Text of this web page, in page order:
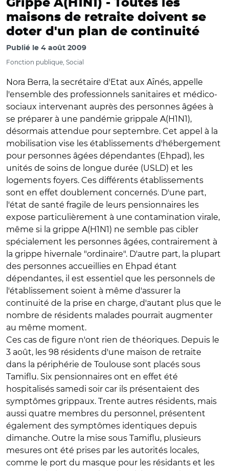
Grippe A(H1N1) - Toutes les
maisons de retraite doivent se
doter d'un plan de continuité
Publié le 4 août 2009
Fonction publique, Social
Nora Berra, la secrétaire d'Etat aux Aînés, appelle
l'ensemble des professionnels sanitaires et médico-
sociaux intervenant auprès des personnes âgées à
se préparer à une pandémie grippale A(H1N1),
désormais attendue pour septembre. Cet appel à la
mobilisation vise les établissements d'hébergement
pour personnes âgées dépendantes (Ehpad), les
unités de soins de longue durée (USLD) et les
logements foyers. Ces différents établissements
sont en effet doublement concernés. D'une part,
l'état de santé fragile de leurs pensionnaires les
expose particulièrement à une contamination virale,
même si la grippe A(H1N1) ne semble pas cibler
spécialement les personnes âgées, contrairement à
la grippe hivernale "ordinaire". D'autre part, la plupart
des personnes accueillies en Ehpad étant
dépendantes, il est essentiel que les personnels de
l'établissement soient à même d'assurer la
continuité de la prise en charge, d'autant plus que le
nombre de résidents malades pourrait augmenter
au même moment.
Ces cas de figure n'ont rien de théoriques. Depuis le
3 août, les 98 résidents d'une maison de retraite
dans la périphérie de Toulouse sont placés sous
Tamiflu. Six pensionnaires ont en effet été
hospitalisés samedi soir car ils présentaient des
symptômes grippaux. Trente autres résidents, mais
aussi quatre membres du personnel, présentent
également des symptômes identiques depuis
dimanche. Outre la mise sous Tamiflu, plusieurs
mesures ont été prises par les autorités locales,
comme le port du masque pour les résidants et les